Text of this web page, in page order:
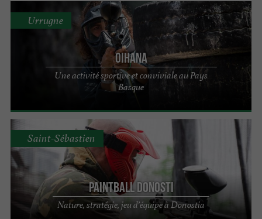
Oihana
Une activité sportive et conviviale au Pays
Basque
Urrugne
PaintBall Donosti
Nature, stratégie, jeu d’équipe à Donostia
Saint-Sébastien